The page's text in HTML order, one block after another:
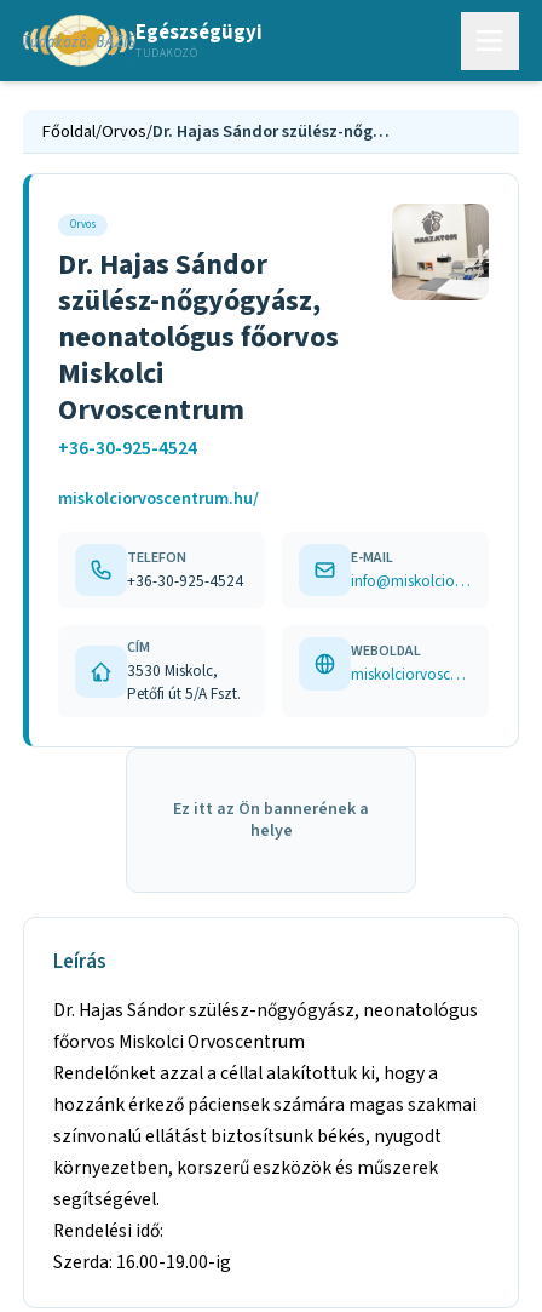
Egészségügyi
TUDAKOZÓ
Főoldal/Orvos/ Dr. Hajas Sándor szülész-nőgyógyász, neonatológus főorvos Miskolci Orvoscentrum
Orvos
Dr. Hajas Sándor
szülész-nőgyógyász,
neonatológus főorvos
Miskolci
Orvoscentrum
+36-30-925-4524
miskolciorvoscentrum.hu/
TELEFON
+36-30-925-4524
E-MAIL
info@miskolciorvoscentrum.hu
CÍM
3530 Miskolc,
Petőfi út 5/A Fszt.
WEBOLDAL
miskolciorvoscentrum.hu/
Ez itt az Ön bannerének a
helye
Leírás
Dr. Hajas Sándor szülész-nőgyógyász, neonatológus
főorvos Miskolci Orvoscentrum
Rendelőnket azzal a céllal alakítottuk ki, hogy a
hozzánk érkező páciensek számára magas szakmai
színvonalú ellátást biztosítsunk békés, nyugodt
környezetben, korszerű eszközök és műszerek
segítségével.
Rendelési idő:
Szerda: 16.00-19.00-ig